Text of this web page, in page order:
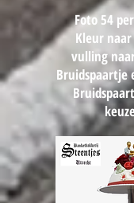
Foto 54
Kleur
vulling
Bruidspaartje